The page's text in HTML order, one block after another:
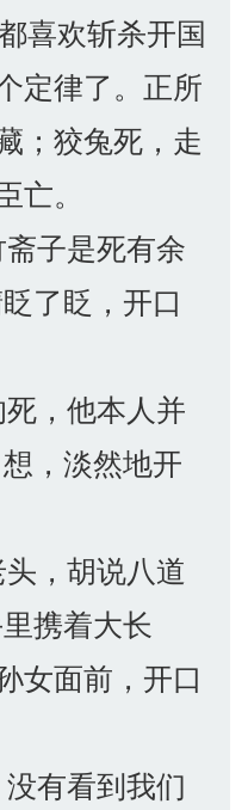
喜欢斩杀开国
定律了。正所
；狡兔死，走
。
子是死有余
了眨，开口
，他本人并
，淡然地开
，胡说八道
携着大长
女面前，开口
有看到我们